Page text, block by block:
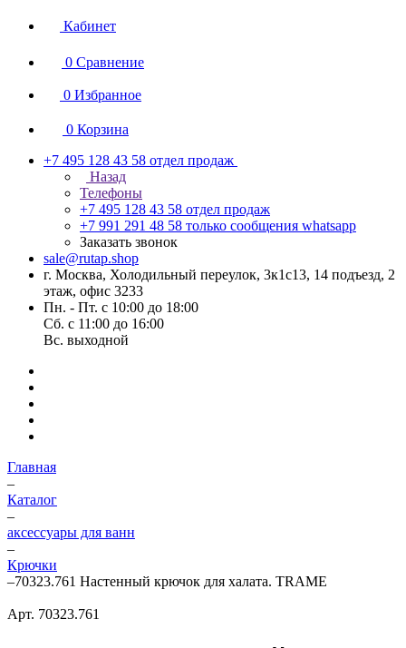
Кабинет
0 Сравнение
0 Избранное
0 Корзина
+7 495 128 43 58 отдел продаж
Назад
Телефоны
+7 495 128 43 58 отдел продаж
+7 991 291 48 58 только сообщения whatsapp
Заказать звонок
sale@rutap.shop
г. Москва, Холодильный переулок, 3к1с13, 14 подъезд, 2
этаж, офис 3233
Пн. - Пт. с 10:00 до 18:00
Сб. с 11:00 до 16:00
Вс. выходной
Главная
–
Каталог
–
аксессуары для ванн
–
Крючки
–70323.761 Настенный крючок для халата. TRAME
Арт. 70323.761